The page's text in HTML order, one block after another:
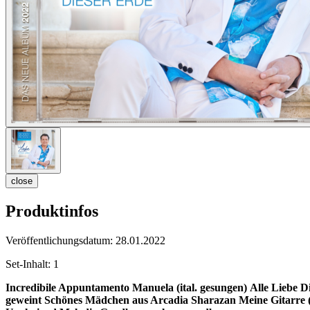
close
Produktinfos
Veröffentlichungsdatum: 28.01.2022
Set-Inhalt: 1
Incredibile Appuntamento Manuela (ital. gesungen) Alle Liebe
geweint Schönes Mädchen aus Arcadia Sharazan Meine Gitarre